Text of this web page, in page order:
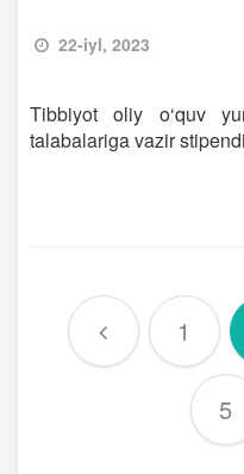
22-iyl, 2023
Tibbiyot oliy o‘quv
talabalariga vazir
1
5